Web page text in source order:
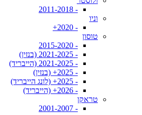
- 2011-2018
וניו
- 2020+
טוסון
- 2015-2020
- 2021-2025 (בנזין)
- 2021-2025 (הייבריד)
- 2025+ (בנזין)
- 2025+ (לונג הייבריד)
- 2026+ (הייבריד)
טראקן
- 2001-2007